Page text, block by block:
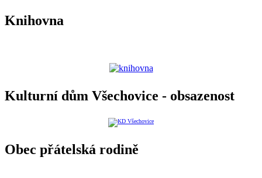
Knihovna
Kulturní dům Všechovice - obsazenost
Obec přátelská rodině